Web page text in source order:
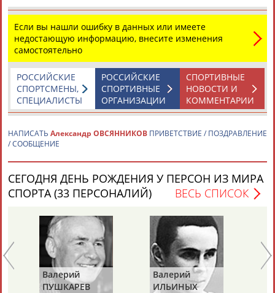
10.06.2024
ТАБЛО АКТИВНОСТИ
ЦЕЛИ ПРОЕКТА КОНТАКТЫ НАШИ КНОПКИ РЕКЛАМА
Вопросы сотрудничества и совместной деятельностиinform@infosport.ru
Стадион, 1998-2026
Разработка и поддержка ООО НАИТ «Стадион»
Адресов в новостной рассылке: 996
Подпишись
Если вы нашли ошибку в данных или имеете
недостающую информацию, внесите изменения
самостоятельно
СПОРТИВНЫЕ
НОВОСТИ И
КОММЕНТАРИИ
РОССИЙСКИЕ
СПОРТИВНЫЕ
ОРГАНИЗАЦИИ
РОССИЙСКИЕ
СПОРТСМЕНЫ,
СПЕЦИАЛИСТЫ
НАПИСАТЬ Александр ОВСЯННИКОВ ПРИВЕТСТВИЕ / ПОЗДРАВЛЕНИЕ
/ СООБЩЕНИЕ
СЕГОДНЯ ДЕНЬ РОЖДЕНИЯ У ПЕРСОН ИЗ МИРА
СПОРТА (33 ПЕРСОНАЛИЙ)
ВЕСЬ СПИСОК
Валерий
ПУШКАРЕВ
Валерий
ИЛЬИНЫХ